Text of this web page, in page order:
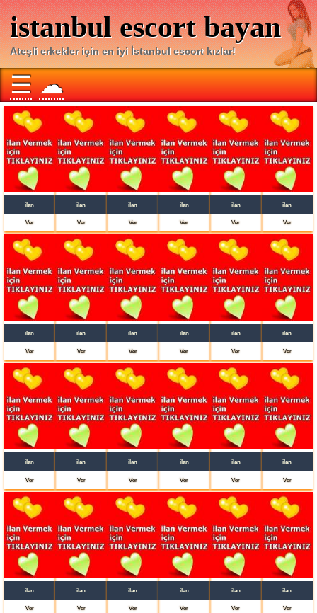
istanbul escort bayan
Ateşli erkekler için en iyi İstanbul escort kızlar!
☰ ☁
ilan
Ver
ilan
Ver
ilan
Ver
ilan
Ver
ilan
Ver
ilan
Ver
ilan
Ver
ilan
Ver
ilan
Ver
ilan
Ver
ilan
Ver
ilan
Ver
ilan
Ver
ilan
Ver
ilan
Ver
ilan
Ver
ilan
Ver
ilan
Ver
ilan
Ver
ilan
Ver
ilan
Ver
ilan
Ver
ilan
Ver
ilan
Ver